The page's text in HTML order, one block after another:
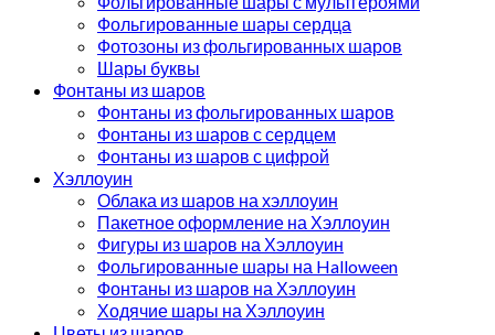
Фольгированные шары сердца
Фотозоны из фольгированных шаров
Шары буквы
Фонтаны из шаров
Фонтаны из фольгированных шаров
Фонтаны из шаров с сердцем
Фонтаны из шаров с цифрой
Хэллоуин
Облака из шаров на хэллоуин
Пакетное оформление на Хэллоуин
Фигуры из шаров на Хэллоуин
Фольгированные шары на Halloween
Фонтаны из шаров на Хэллоуин
Ходячие шары на Хэллоуин